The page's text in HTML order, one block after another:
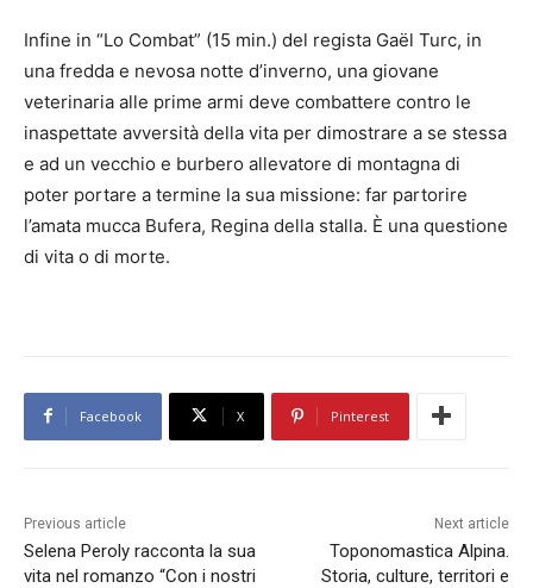
Infine in “Lo Combat” (15 min.) del regista Gaël Turc, in
una fredda e nevosa notte d’inverno, una giovane
veterinaria alle prime armi deve combattere contro le
inaspettate avversità della vita per dimostrare a se stessa
e ad un vecchio e burbero allevatore di montagna di
poter portare a termine la sua missione: far partorire
l’amata mucca Bufera, Regina della stalla. È una questione
di vita o di morte.
Facebook X Pinterest
Previous article
Selena Peroly racconta la sua
vita nel romanzo “Con i nostri
Next article
Toponomastica Alpina.
Storia, culture, territori e